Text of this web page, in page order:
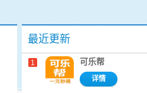
最近更新
1 可乐帮
详情